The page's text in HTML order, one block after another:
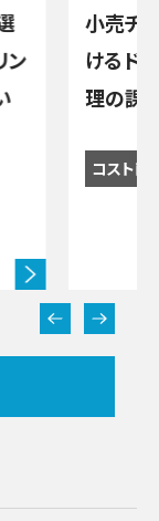
小売チェ
けるドキ
理の課題
コスト削減